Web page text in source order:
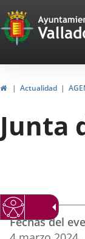
Portal
Web
del
de
InicioActualidad
Junta
Datos
delFechas del